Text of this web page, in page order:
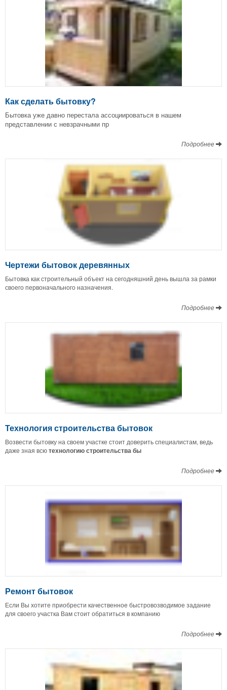
Как сделать бытовку?
Бытовка уже давно перестала ассоциироваться в нашем
представлении с невзрачными пр
Подробнее
Чертежи бытовок деревянных
Бытовка как строительный объект на сегодняшний день вышла за рамки
своего первоначального назначения.
Подробнее
Технология строительства бытовок
Возвести бытовку на своем участке стоит доверить специалистам, ведь
даже зная всютехнологию строительства бы
Подробнее
Ремонт бытовок
Если Вы хотите приобрести качественное быстровозводимое задание
для своего участка Вам стоит обратиться в компанию
Подробнее